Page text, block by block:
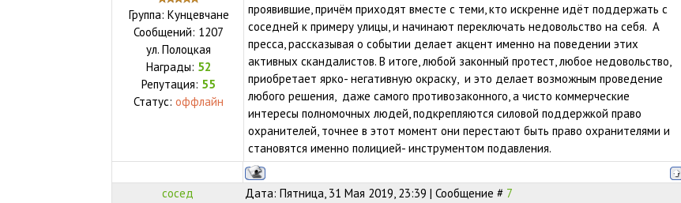
Группа: Кунцевчане
Сообщений: 1207
ул.Полоцкая
Награды: 52
Репутация: 55
Статус:оффлайн
проявившие, причём приходят вместе с теми, кто искренне идёт поддержать с
соседней к примеру улицы, и начинают переключать недовольство на себя. А
пресса, рассказывая о событии делает акцент именно на поведении этих
активных скандалистов. В итоге, любой законный протест, любое недовольство,
приобретает ярко- негативную окраску, и это делает возможным проведение
любого решения, даже самого противозаконного, а чисто коммерческие
интересы полномочных людей, подкрепляются силовой поддержкой право
охранителей, точнее в этот момент они перестают быть право охранителями и
становятся именно полицией- инструментом подавления.
сосед Дата: Пятница, 31 Мая 2019, 23:39 | Сообщение # 7